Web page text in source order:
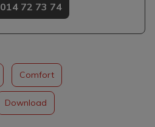
014 72 73 74
Comfort
Download